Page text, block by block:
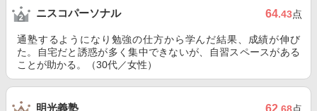
ニスコパーソナル 64.43点
通塾するようになり勉強の仕方から学んだ結果、成績が伸び
た。自宅だと誘惑が多く集中できないが、自習スペースがある
ことが助かる。（30代／女性）
明光義塾 62